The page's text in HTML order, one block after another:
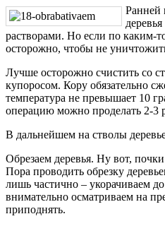
Ранней
растворами. Но если по каким-
осторожно, чтобы не
Лучше осторожно счистить со
купоросом. Кору обязательно
температура не превышает 10
операцию можно проделать 2-3
В дальнейшем на стволы
Обрезаем деревья. Ну вот,
Пора проводить обрезку
лишь частично – укорачиваем
внимательно осматриваем на
приподнять.